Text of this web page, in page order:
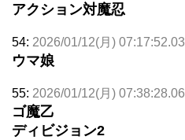
アクション対魔忍
54: 2026/01/12(月) 07:17:52.03
ウマ娘
55: 2026/01/12(月) 07:38:28.06
ゴ魔乙
ディビジョン2